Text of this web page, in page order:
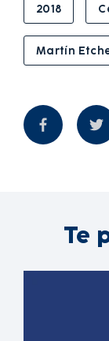
2018
Martín
Te